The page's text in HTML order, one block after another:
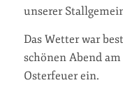
unserer
Das Wetter war
schönen Abend
Osterfeuer ein.